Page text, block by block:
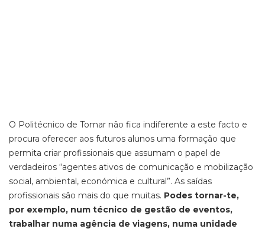
O Politécnico de Tomar não fica indiferente a este facto e
procura oferecer aos futuros alunos uma formação que
permita criar profissionais que assumam o papel de
verdadeiros “agentes ativos de comunicação e mobilização
social, ambiental, económica e cultural”. As saídas
profissionais são mais do que muitas. Podes tornar-te,
por exemplo, num técnico de gestão de eventos,
trabalhar numa agência de viagens, numa unidade